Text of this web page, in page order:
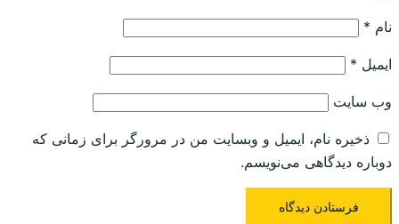
نام *
ایمیل *
وب‌ سایت
ذخیره نام، ایمیل و وبسایت من در مرورگر برای زمانی که
دوباره دیدگاهی می‌نویسم.